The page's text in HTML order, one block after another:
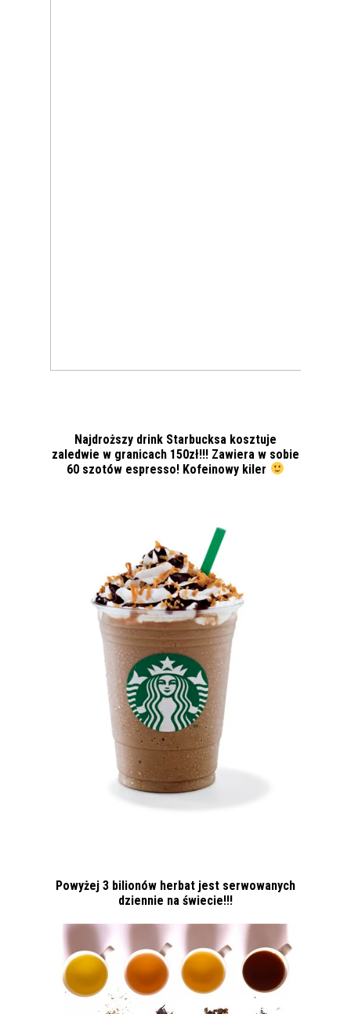
Najdroższy drink Starbucksa kosztuje
zaledwie w granicach 150zł!!! Zawiera w sobie
60 szotów espresso! Kofeinowy kiler
Powyżej 3 bilionów herbat jest serwowanych
dziennie na świecie!!!